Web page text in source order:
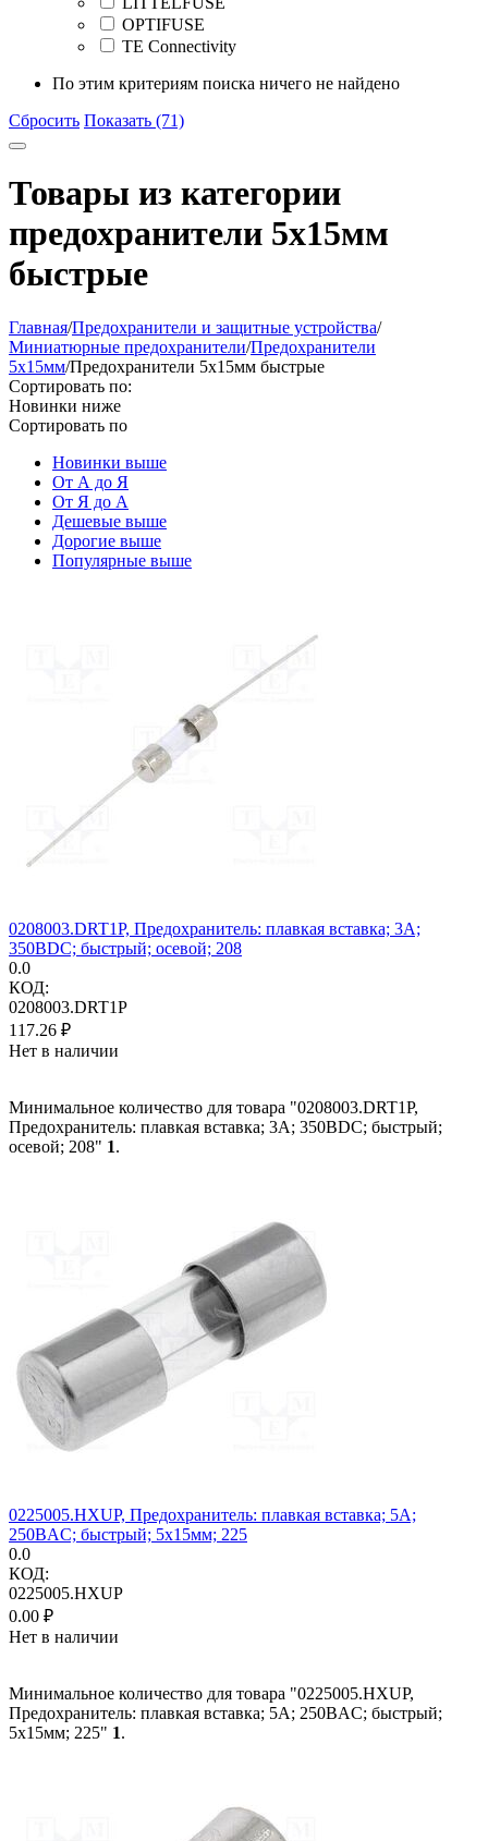
OPTIFUSE
TE Connectivity
По этим критериям поиска ничего не найдено
Сбросить Показать (71)
Товары из категории
предохранители 5x15мм
быстрые
Главная/Предохранители и защитные устройства/
Миниатюрные предохранители/Предохранители
5x15мм/Предохранители 5x15мм быстрые
Сортировать по:
Новинки ниже
Сортировать по
Новинки выше
От А до Я
От Я до А
Дешевые выше
Дорогие выше
Популярные выше
0208003.DRT1P, Предохранитель: плавкая вставка; 3А;
350ВDC; быстрый; осевой; 208
0.0
КОД:
0208003.DRT1P
117.26 ₽
Нет в наличии
Минимальное количество для товара "0208003.DRT1P,
Предохранитель: плавкая вставка; 3А; 350ВDC; быстрый;
осевой; 208" 1.
0225005.HXUP, Предохранитель: плавкая вставка; 5А;
250ВAC; быстрый; 5x15мм; 225
0.0
КОД:
0225005.HXUP
0.00 ₽
Нет в наличии
Минимальное количество для товара "0225005.HXUP,
Предохранитель: плавкая вставка; 5А; 250ВAC; быстрый;
5x15мм; 225" 1.